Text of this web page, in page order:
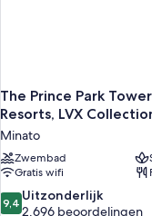
The Prince Park
Resorts, LVX
Minato
Zwembad
Gratis wifi
9.4
van
9,4 Uitzonderlijk
2.696 beoordelingen